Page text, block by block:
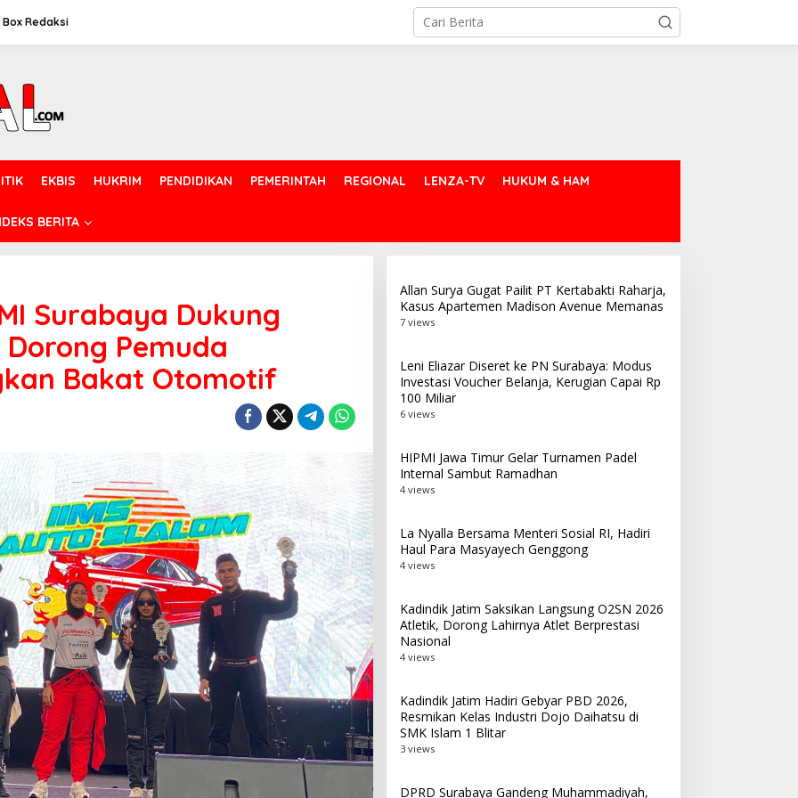
Box Redaksi
EKBIS HUKRIM PENDIDIKAN PEMERINTAH REGIONAL LENZA-TV HUKUM & HAM
BERITA
Surabaya Dukung
Dorong Pemuda
Bakat Otomotif
Allan Surya Gugat Pailit PT Kertabakti Raharja,
Kasus Apartemen Madison Avenue Memanas
7 views
Leni Eliazar Diseret ke PN Surabaya: Modus
Investasi Voucher Belanja, Kerugian Capai Rp
100 Miliar
6 views
HIPMI Jawa Timur Gelar Turnamen Padel
Internal Sambut Ramadhan
4 views
La Nyalla Bersama Menteri Sosial RI, Hadiri
Haul Para Masyayech Genggong
4 views
Kadindik Jatim Saksikan Langsung O2SN 2026
Atletik, Dorong Lahirnya Atlet Berprestasi
Nasional
4 views
Kadindik Jatim Hadiri Gebyar PBD 2026,
Resmikan Kelas Industri Dojo Daihatsu di
SMK Islam 1 Blitar
3 views
DPRD Surabaya Gandeng Muhammadiyah,